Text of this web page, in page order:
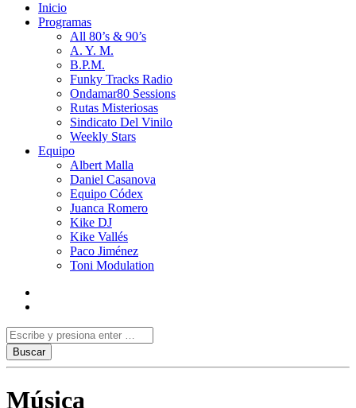
Inicio
Programas
All 80’s & 90’s
A. Y. M.
B.P.M.
Funky Tracks Radio
Ondamar80 Sessions
Rutas Misteriosas
Sindicato Del Vinilo
Weekly Stars
Equipo
Albert Malla
Daniel Casanova
Equipo Códex
Juanca Romero
Kike DJ
Kike Vallés
Paco Jiménez
Toni Modulation
Música